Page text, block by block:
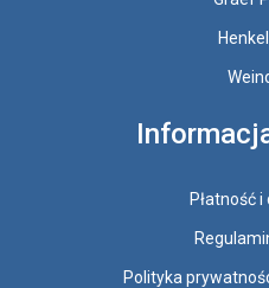
Płatność
Polityka